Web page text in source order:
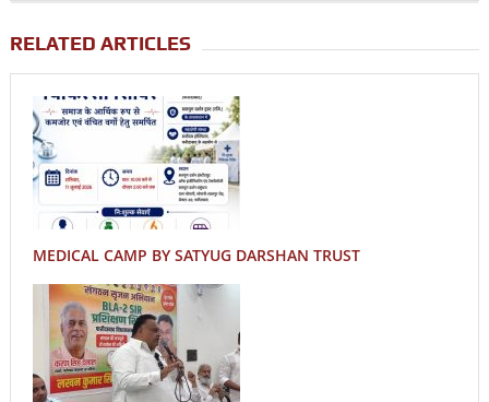
RELATED ARTICLES
MEDICAL CAMP BY SATYUG DARSHAN TRUST